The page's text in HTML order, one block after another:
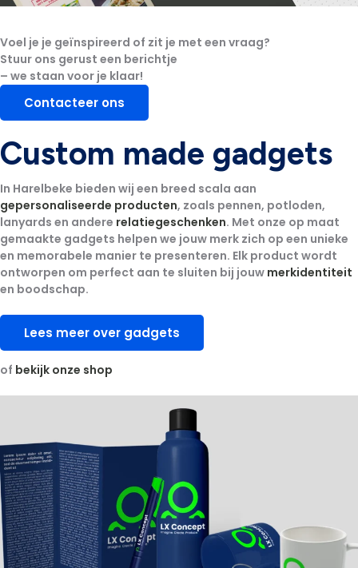
Voel je je geïnspireerd of zit je met een vraag?
Stuur ons gerust een berichtje
– we staan voor je klaar!
Contacteer ons
Custom made gadgets
In Harelbeke bieden wij een breed scala aan
gepersonaliseerde producten, zoals pennen, potloden,
lanyards en andere relatiegeschenken. Met onze op maat
gemaakte gadgets helpen we jouw merk zich op een unieke
en memorabele manier te presenteren. Elk product wordt
ontworpen om perfect aan te sluiten bij jouw merkidentiteit
en boodschap.
Lees meer over gadgets
of bekijk onze shop